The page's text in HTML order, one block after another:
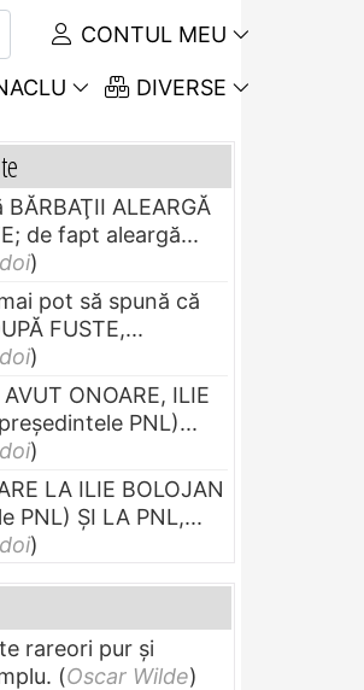
CONTUL MEU
DIVERSE
ALEARGĂ
de fapt aleargă...
)
pot să spună că
FUSTE,...
)
ONOARE, ILIE
PNL)...
)
LA ILIE BOLOJAN
PNL) ŞI LA PNL,...
)
rareori pur și
(Oscar Wilde)